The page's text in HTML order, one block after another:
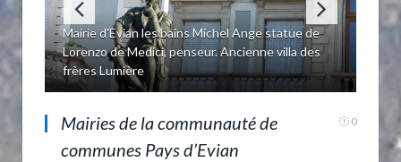
Mairie d'Evian les bains Michel Ange statue de
Lorenzo de Medici, penseur. Ancienne villa des
frères Lumière
Mairie de Thollon
Mairies de la communauté de
communes Pays d’Evian
0